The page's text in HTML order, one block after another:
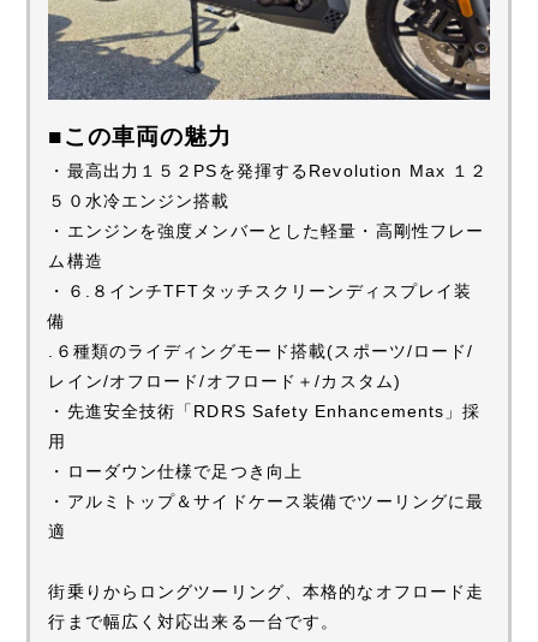
■この車両の魅力
・最高出力１５２PSを発揮するRevolution Max １２
５０水冷エンジン搭載
・エンジンを強度メンバーとした軽量・高剛性フレー
ム構造
・６.８インチTFTタッチスクリーンディスプレイ装
備
.６種類のライディングモード搭載(スポーツ/ロード/
レイン/オフロード/オフロード＋/カスタム)
・先進安全技術「RDRS Safety Enhancements」採
用
・ローダウン仕様で足つき向上
・アルミトップ＆サイドケース装備でツーリングに最
適
街乗りからロングツーリング、本格的なオフロード走
行まで幅広く対応出来る一台です。